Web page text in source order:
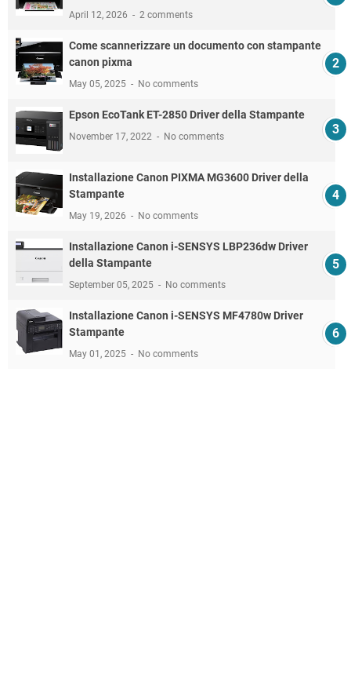
April 12, 2026 2 comments
Come scannerizzare un documento con stampante
canon pixma
May 05, 2025 No comments
Epson EcoTank ET-2850 Driver della Stampante
November 17, 2022 No comments
Installazione Canon PIXMA MG3600 Driver della
Stampante
May 19, 2026 No comments
Installazione Canon i-SENSYS LBP236dw Driver
della Stampante
September 05, 2025 No comments
Installazione Canon i-SENSYS MF4780w Driver
Stampante
May 01, 2025 No comments